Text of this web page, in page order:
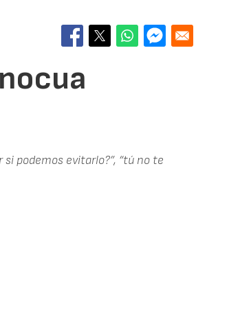
si podemos evitarlo?”, “tú no te